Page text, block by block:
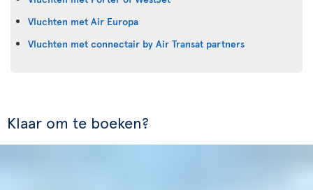
Vluchten met Air Europa
Vluchten met connectair by Air Transat partners
Klaar om te boeken?